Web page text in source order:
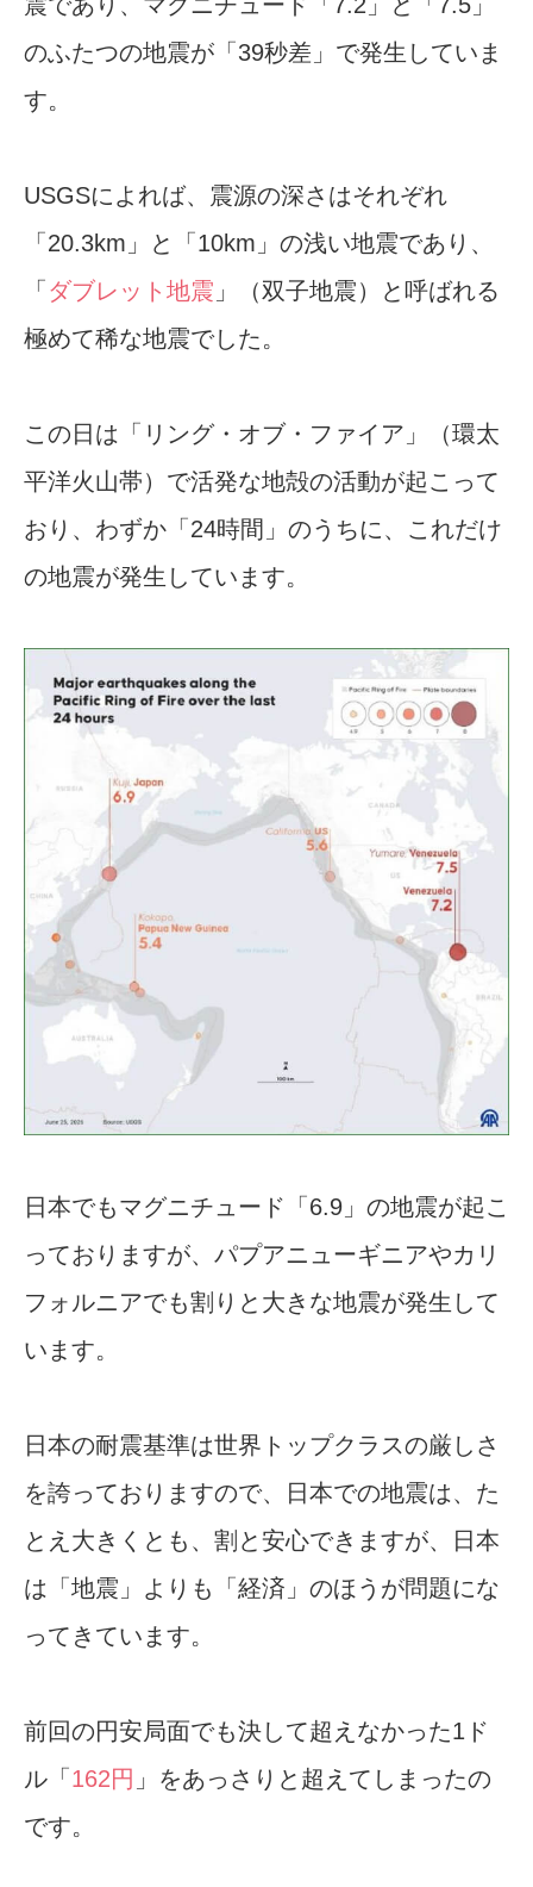
のふたつの地震が「39秒差」で発生していま
す。
USGSによれば、震源の深さはそれぞれ
「20.3km」と「10km」の浅い地震であり、
「 ダブレット地震 」（双子地震）と呼ばれる
極めて稀な地震でした。
この日は「リング・オブ・ファイア」（環太
平洋火山帯）で活発な地殻の活動が起こって
おり、わずか「24時間」のうちに、これだけ
の地震が発生しています。
日本でもマグニチュード「6.9」の地震が起こ
っておりますが、パプアニューギニアやカリ
フォルニアでも割りと大きな地震が発生して
います。
日本の耐震基準は世界トップクラスの厳しさ
を誇っておりますので、日本での地震は、た
とえ大きくとも、割と安心できますが、日本
は「地震」よりも「経済」のほうが問題にな
ってきています。
前回の円安局面でも決して超えなかった1ド
ル「 162円 」をあっさりと超えてしまったの
です。